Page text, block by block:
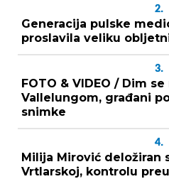
2.
Generacija pulske
proslavila veliku
3.
FOTO & VIDEO / Dim
Vallelungom, građani
snimke
4.
Milija Mirović deložiran
Vrtlarskoj, kontrolu